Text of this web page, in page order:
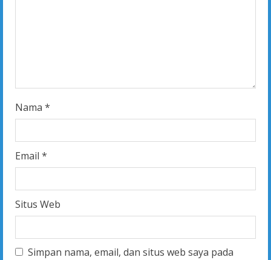
Nama *
Email *
Situs Web
Simpan nama, email, dan situs web saya pada